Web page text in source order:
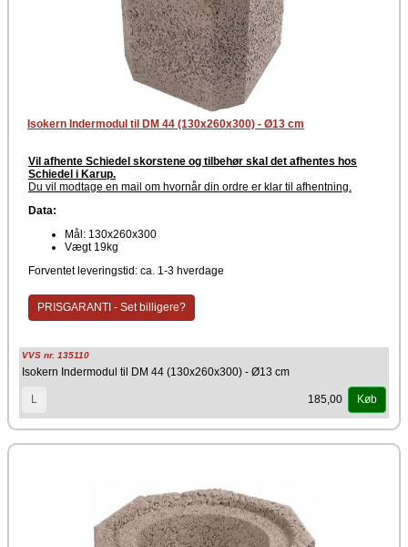
Isokern Indermodul til DM 44 (130x260x300) - Ø13 cm
Vil afhente Schiedel skorstene og tilbehør skal det afhentes hos
Schiedel i Karup.
Du vil modtage en mail om hvornår din ordre er klar til afhentning.
Data:
Mål: 130x260x300
Vægt 19kg
Forventet leveringstid: ca. 1-3 hverdage
PRISGARANTI - Set billigere?
VVS nr. 135110
Isokern Indermodul til DM 44 (130x260x300) - Ø13 cm
L 185,00 Køb